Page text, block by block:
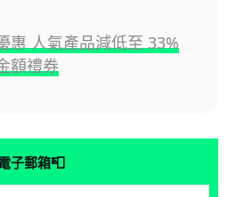
惠 人氣產品減低至 33%
額禮券
子郵箱📮